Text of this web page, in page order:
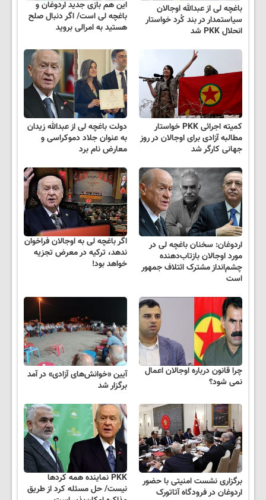
باغچه لی از عبدالله اوجالان
سیاستمدار در بند کُرد خواستار
انحلال PKK شد
این هم بازی جدید اردوغان و
باغچه لی است/ اگر دنبال صلح
هستید به امرالی بروید
کمیته اجرائی PKK خواستار
مطالبه آزادی برای اوجالان در روز
جهانی کارگر شد
دولت باغچه لی از عبدالله زیدان
به عنوان جلاد دموکراسی و
معارض نام برد
اردوغان: سخنان باغچه لی در
مورد اوجالان بازتاب‌دهنده
چشم‌انداز مشترک ائتلاف جمهور
است
اگر باغچه لی به اوجالان فراخوان
ندهد، ترکیه در معرض تجزیه
خواهد بود!
چرا قانون درباره اوجالان اعمال
نمی شود؟
آیین «خوانش‌های آزادی» در آمد
برگزار شد
برگزاری نشست امنیتی با حضور
اردوغان در فرودگاه آتاتورک
PKK نماینده همه کردها
نیست/ حل مسئله کرد از طریق